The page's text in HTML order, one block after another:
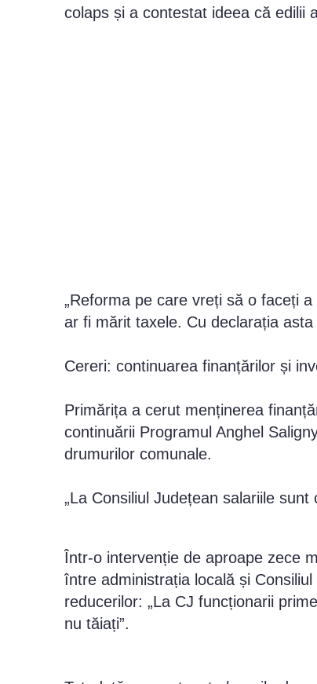
colaps și a contestat ideea că edilii
„Reforma pe care vreți să o faceți
ar fi mărit taxele. Cu declarația
Cereri: continuarea finanțărilor și
Primărița a cerut menținerea
continuării Programul Anghel
drumurilor comunale.
„La Consiliul Județean salariile sunt
Într-o intervenție de aproape zece
între administrația locală și
reducerilor: „La CJ funcționarii
nu tăiați”.